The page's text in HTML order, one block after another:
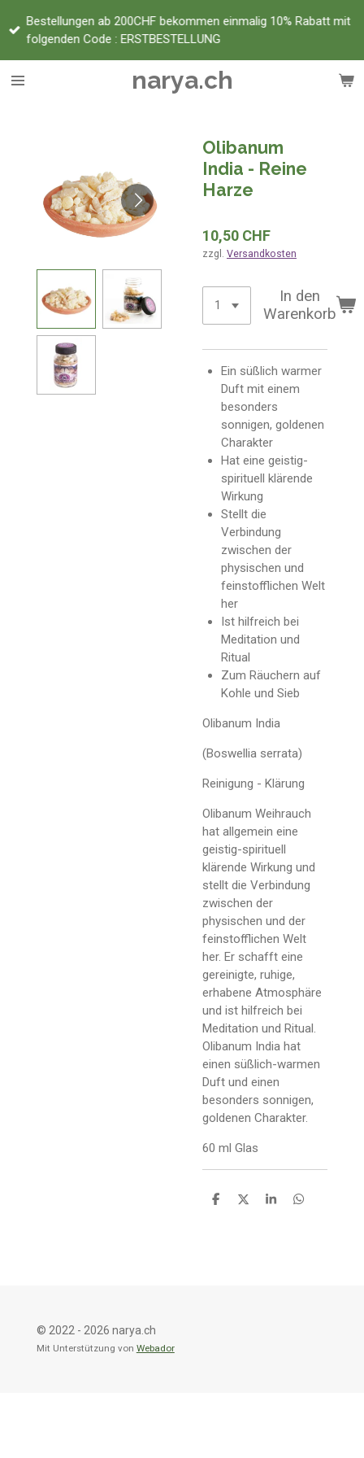
Zum
Hauptinhalt
narya.ch
Bestellungen ab 200CHF bekommen einmalig 10% Rabatt mit
folgenden Code : ERSTBESTELLUNG
Olibanum
India - Reine
Harze
10,50 CHF
zzgl. Versandkosten
In den
Warenkorb
Ein süßlich warmer
Duft mit einem
besonders
sonnigen, goldenen
Charakter
Hat eine geistig-
spirituell klärende
Wirkung
Stellt die
Verbindung
zwischen der
physischen und
feinstofflichen Welt
her
Ist hilfreich bei
Meditation und
Ritual
Zum Räuchern auf
Kohle und Sieb
Olibanum India
(Boswellia serrata)
Reinigung - Klärung
Olibanum Weihrauch
hat allgemein eine
geistig-spirituell
klärende Wirkung und
stellt die Verbindung
zwischen der
physischen und der
feinstofflichen Welt
her. Er schafft eine
gereinigte, ruhige,
erhabene Atmosphäre
und ist hilfreich bei
Meditation und Ritual.
Olibanum India hat
einen süßlich-warmen
Duft und einen
besonders sonnigen,
goldenen Charakter.
60 ml Glas
T
T
T
T
© 2022 - 2026 narya.ch
Mit Unterstützung von Webador